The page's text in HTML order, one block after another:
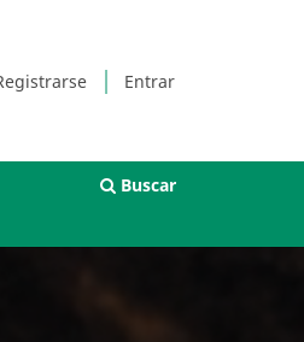
Entrar
Buscar